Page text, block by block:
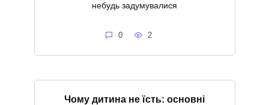
небудь задумувалися
0 2
Чому дитина не їсть: основні